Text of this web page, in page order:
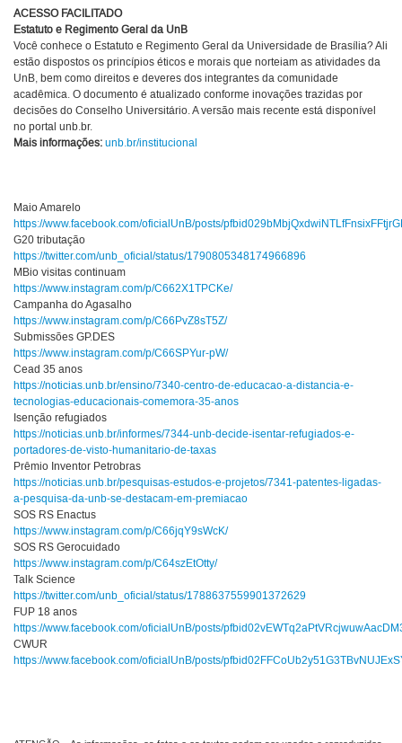
ACESSO FACILITADO
Estatuto e Regimento Geral da UnB
Você conhece o Estatuto e Regimento Geral da Universidade de Brasília? Ali
estão dispostos os princípios éticos e morais que norteiam as atividades da
UnB, bem como direitos e deveres dos integrantes da comunidade
acadêmica. O documento é atualizado conforme inovações trazidas por
decisões do Conselho Universitário. A versão mais recente está disponível
no portal unb.br.
Mais informações: unb.br/institucional
Maio Amarelo
https://www.facebook.com/oficialUnB/posts/
G20 tributação
https://twitter.com/unb_oficial/status/1790805348174966896
MBio visitas continuam
https://www.instagram.com/p/C662X1TPCKe/
Campanha do Agasalho
https://www.instagram.com/p/C66PvZ8sT5Z/
Submissões GP.DES
https://www.instagram.com/p/C66SPYur-pW/
Cead 35 anos
https://noticias.unb.br/ensino/7340-centro-de-educacao-a-distancia-e-
tecnologias-educacionais-comemora-35-anos
Isenção refugiados
https://noticias.unb.br/informes/7344-unb-decide-isentar-refugiados-e-
portadores-de-visto-humanitario-de-taxas
Prêmio Inventor Petrobras
https://noticias.unb.br/pesquisas-estudos-e-projetos/7341-patentes-ligadas-
a-pesquisa-da-unb-se-destacam-em-premiacao
SOS RS Enactus
https://www.instagram.com/p/C66jqY9sWcK/
SOS RS Gerocuidado
https://www.instagram.com/p/C64szEtOtty/
Talk Science
https://twitter.com/unb_oficial/status/1788637559901372629
FUP 18 anos
https://www.facebook.com/oficialUnB/posts/
CWUR
https://www.facebook.com/oficialUnB/posts/